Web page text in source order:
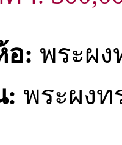
อ: พระผง
: พระผงท